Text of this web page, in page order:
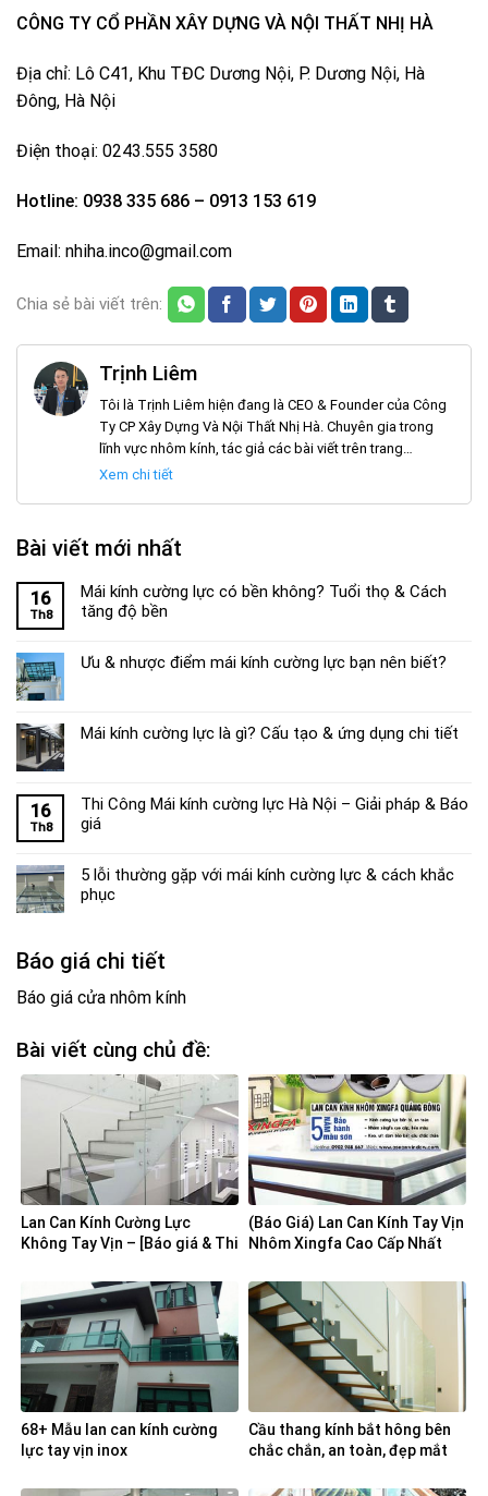
CÔNG TY CỔ PHẦN XÂY DỰNG VÀ NỘI THẤT NHỊ HÀ
Địa chỉ: Lô C41, Khu TĐC Dương Nội, P. Dương Nội, Hà
Đông, Hà Nội
Điện thoại: 0243.555 3580
Hotline: 0938 335 686 – 0913 153 619
Email: nhiha.inco@gmail.com
Chia sẻ bài viết trên:
Trịnh Liêm
Tôi là Trịnh Liêm hiện đang là CEO & Founder của Công
Ty CP Xây Dựng Và Nội Thất Nhị Hà. Chuyên gia trong
lĩnh vực nhôm kính, tác giả các bài viết trên trang
noithatnhiha.com
Xem chi tiết
Bài viết mới nhất
16
Th8
Mái kính cường lực có bền không? Tuổi thọ & Cách
tăng độ bền
Ưu & nhược điểm mái kính cường lực bạn nên biết?
Mái kính cường lực là gì? Cấu tạo & ứng dụng chi tiết
16
Th8
Thi Công Mái kính cường lực Hà Nội – Giải pháp & Báo
giá
5 lỗi thường gặp với mái kính cường lực & cách khắc
phục
Báo giá chi tiết
Báo giá cửa nhôm kính
Bài viết cùng chủ đề:
Lan Can Kính Cường Lực
Không Tay Vịn – [Báo giá & Thi
(Báo Giá) Lan Can Kính Tay Vịn
Nhôm Xingfa Cao Cấp Nhất
68+ Mẫu lan can kính cường
lực tay vịn inox
Cầu thang kính bắt hông bên
chắc chắn, an toàn, đẹp mắt